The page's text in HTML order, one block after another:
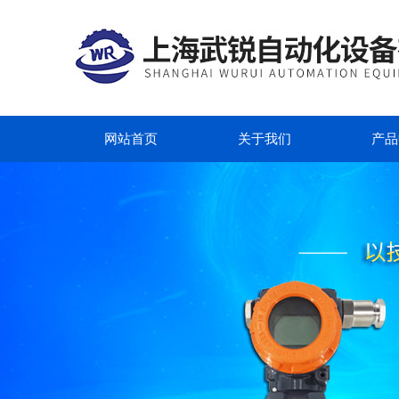
网站首页 关于我们 产